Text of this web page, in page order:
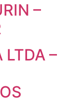
–
LTDA –